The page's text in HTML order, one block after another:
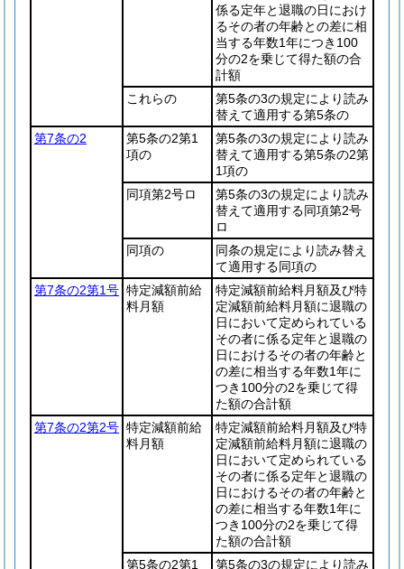
係る定年と退職の日におけ
るその者の年齢との差に相
当する年数1年につき100
分の2を乗じて得た額の合
計額
これらの
第5条の3の規定により読み
替えて適用する第5条の
第7条の2
第5条の2第1
項の
第5条の3の規定により読み
替えて適用する第5条の2第
1項の
同項第2号ロ
第5条の3の規定により読み
替えて適用する同項第2号
ロ
同項の
同条の規定により読み替え
て適用する同項の
第7条の2第1号 特定減額前給
料月額
特定減額前給料月額及び特
定減額前給料月額に退職の
日において定められている
その者に係る定年と退職の
日におけるその者の年齢と
の差に相当する年数1年に
つき100分の2を乗じて得
た額の合計額
第7条の2第2号 特定減額前給
料月額
特定減額前給料月額及び特
定減額前給料月額に退職の
日において定められている
その者に係る定年と退職の
日におけるその者の年齢と
の差に相当する年数1年に
つき100分の2を乗じて得
た額の合計額
第5条の2第1
第5条の3の規定により読み